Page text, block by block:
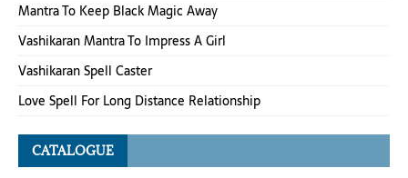
Mantra To Keep Black Magic Away
Vashikaran Mantra To Impress A Girl
Vashikaran Spell Caster
Love Spell For Long Distance Relationship
CATALOGUE